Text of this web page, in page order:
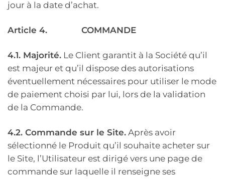
jour à la date d’achat.
Article 4. COMMANDE
4.1. Majorité. Le Client garantit à la Société qu’il
est majeur et qu’il dispose des autorisations
éventuellement nécessaires pour utiliser le mode
de paiement choisi par lui, lors de la validation
de la Commande.
4.2. Commande sur le Site. Après avoir
sélectionné le Produit qu’il souhaite acheter sur
le Site, l’Utilisateur est dirigé vers une page de
commande sur laquelle il renseigne ses